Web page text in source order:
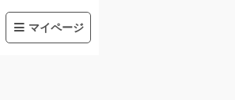
マイページ